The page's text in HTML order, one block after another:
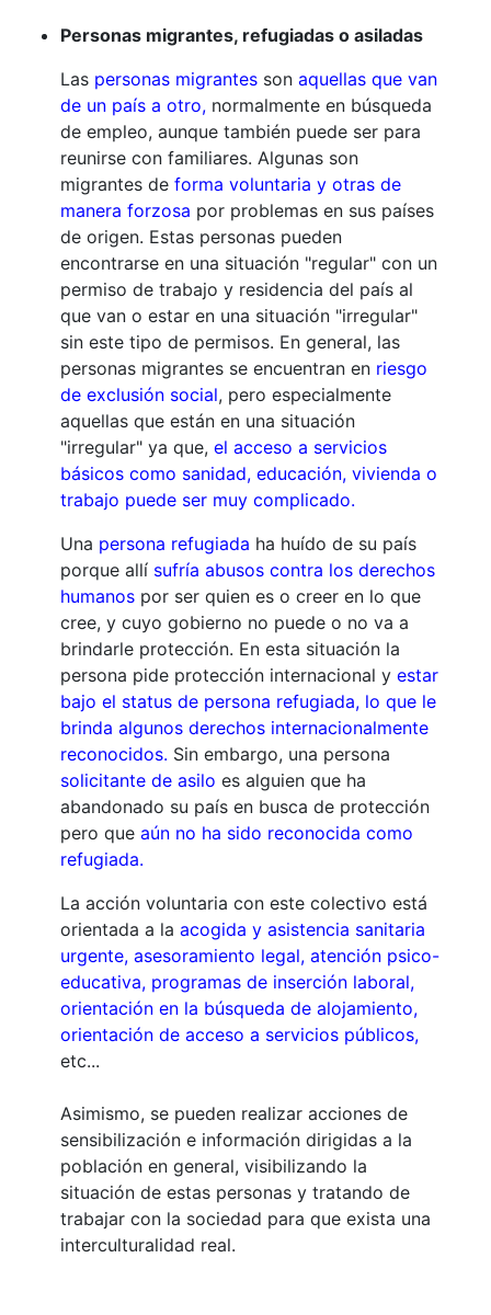
Personas migrantes, refugiadas o asiladas
Las personas migrantes son aquellas que van
de un país a otro, normalmente en búsqueda
de empleo, aunque también puede ser para
reunirse con familiares. Algunas son
migrantes de forma voluntaria y otras de
manera forzosa por problemas en sus países
de origen. Estas personas pueden
encontrarse en una situación "regular" con un
permiso de trabajo y residencia del país al
que van o estar en una situación "irregular"
sin este tipo de permisos. En general, las
personas migrantes se encuentran en riesgo
de exclusión social, pero especialmente
aquellas que están en una situación
"irregular" ya que, el acceso a servicios
básicos como sanidad, educación, vivienda o
trabajo puede ser muy complicado.
Una persona refugiada ha huído de su país
porque allí sufría abusos contra los derechos
humanos por ser quien es o creer en lo que
cree, y cuyo gobierno no puede o no va a
brindarle protección. En esta situación la
persona pide protección internacional y estar
bajo el status de persona refugiada, lo que le
brinda algunos derechos internacionalmente
reconocidos. Sin embargo, una persona
solicitante de asilo es alguien que ha
abandonado su país en busca de protección
pero que aún no ha sido reconocida como
refugiada.
La acción voluntaria con este colectivo está
orientada a la acogida y asistencia sanitaria
urgente, asesoramiento legal, atención psico-
educativa, programas de inserción laboral,
orientación en la búsqueda de alojamiento,
orientación de acceso a servicios públicos,
etc...
Asimismo, se pueden realizar acciones de
sensibilización e información dirigidas a la
población en general, visibilizando la
situación de estas personas y tratando de
trabajar con la sociedad para que exista una
interculturalidad real.